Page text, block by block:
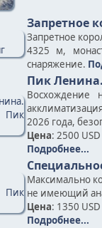
Запретное
Запретное
4325 м,
снаряжение.
Пик
Восхождение
2026 года,
Цена: 2500 USD
Подробнее...
Максимально
не имеющий
Цена: 1350 USD
Подробнее...